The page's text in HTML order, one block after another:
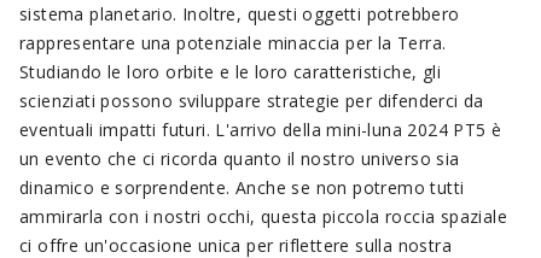
sistema planetario. Inoltre, questi oggetti potrebbero
rappresentare una potenziale minaccia per la Terra.
Studiando le loro orbite e le loro caratteristiche, gli
scienziati possono sviluppare strategie per difenderci da
eventuali impatti futuri. L'arrivo della mini-luna 2024 PT5 è
un evento che ci ricorda quanto il nostro universo sia
dinamico e sorprendente. Anche se non potremo tutti
ammirarla con i nostri occhi, questa piccola roccia spaziale
ci offre un'occasione unica per riflettere sulla nostra